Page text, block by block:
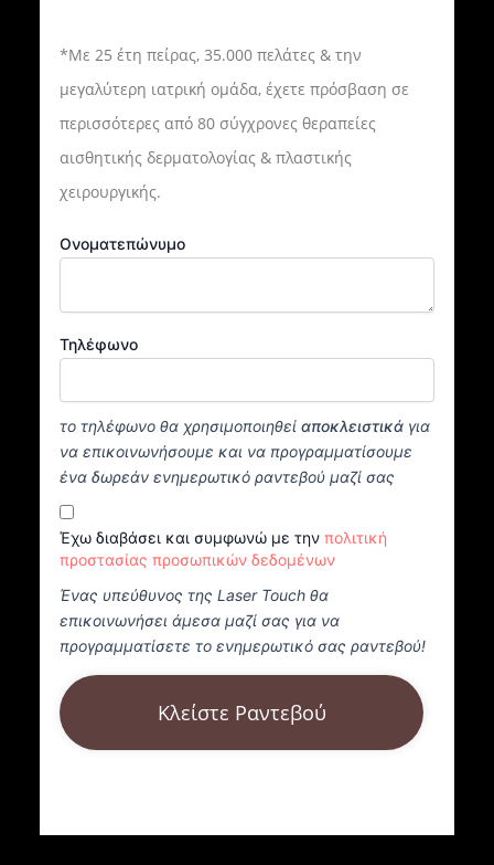
*Με 25 έτη πείρας, 35.000 πελάτες & την
μεγαλύτερη ιατρική ομάδα, έχετε πρόσβαση σε
περισσότερες από 80 σύγχρονες θεραπείες
αισθητικής δερματολογίας & πλαστικής
χειρουργικής.
Ονοματεπώνυμο
Τηλέφωνο
το τηλέφωνο θα χρησιμοποιηθεί αποκλειστικά για
να επικοινωνήσουμε και να προγραμματίσουμε
ένα δωρεάν ενημερωτικό ραντεβού μαζί σας
Έχω διαβάσει και συμφωνώ με την πολιτική
προστασίας προσωπικών δεδομένων
Ένας υπεύθυνος της Laser Touch θα
επικοινωνήσει άμεσα μαζί σας για να
προγραμματίσετε το ενημερωτικό σας ραντεβού!
Κλείστε Ραντεβού